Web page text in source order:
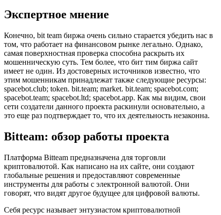
Экспертное мнение
Конечно, bit team биржа очень сильно старается убедить нас в
том, что работает на финансовом рынке легально. Однако,
самая поверхностная проверка способна раскрыть их
мошенническую суть. Тем более, что бит тим биржа сайт
имеет не один. Из достоверных источников известно, что
этим мошенникам принадлежат также следующие ресурсы:
spacebot.club; token. bit.team; market. bit.team; spacebot.com;
spacebot.team; spacebot.ltd; spacebot.app. Как мы видим, свои
сети создатели данного проекта раскинули основательно, а
это еще раз подтверждает то, что их деятельность незаконна.
Bitteam: обзор работы проекта
Платформа Bitteam предназначена для торговли
криптовалютой. Как написано на их сайте, они создают
глобальные решения и предоставляют современные
инструменты для работы с электронной валютой. Они
говорят, что видят другое будущее для цифровой валюты.
Себя ресурс называет энтузиастом криптовалютной